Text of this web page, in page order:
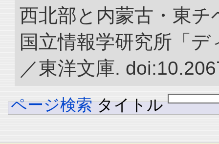
西北部と内蒙古・東チ
国立情報学研究所「
／東洋文庫.
ページ検索 タイトル